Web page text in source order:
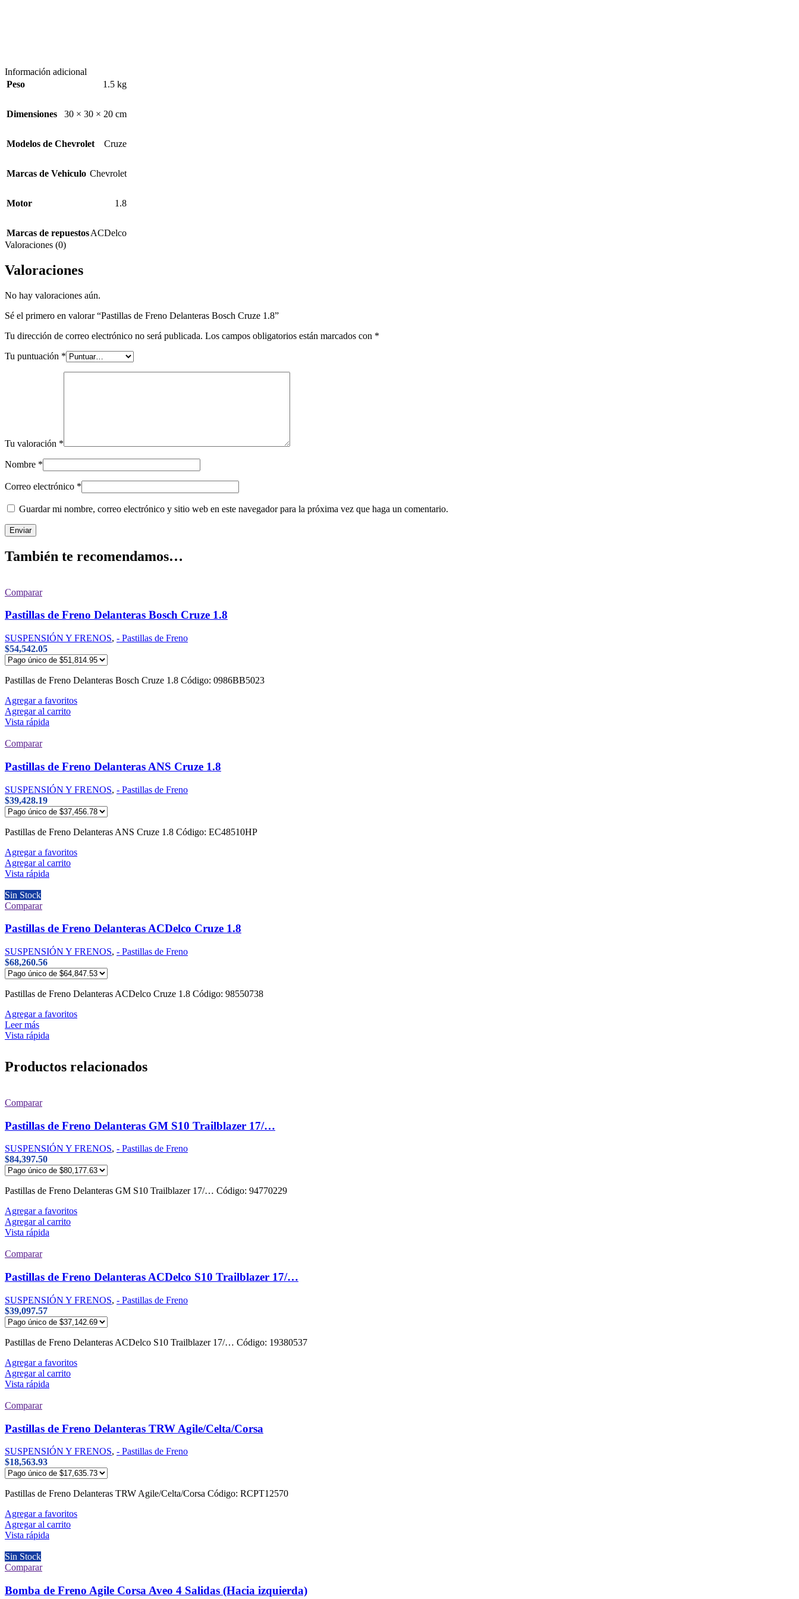
Información adicional
Peso
1.5 kg
Dimensiones 30 × 30 × 20 cm
Modelos de Chevrolet Cruze
Marcas de Vehiculo Chevrolet
Motor 1.8
Marcas de repuestosACDelco
Valoraciones (0)
Valoraciones
No hay valoraciones aún.
Sé el primero en valorar “Pastillas de Freno Delanteras Bosch Cruze 1.8”
Tu dirección de correo electrónico no será publicada. Los campos obligatorios están marcados con *
Tu puntuación *
Tu valoración *
Nombre *
Correo electrónico *
Guardar mi nombre, correo electrónico y sitio web en este navegador para la próxima vez que haga un comentario.
También te recomendamos…
Comparar
Pastillas de Freno Delanteras Bosch Cruze 1.8
SUSPENSIÓN Y FRENOS, - Pastillas de Freno
$54,542.05
Pastillas de Freno Delanteras Bosch Cruze 1.8 Código: 0986BB5023
Agregar a favoritos
Agregar al carrito
Vista rápida
Comparar
Pastillas de Freno Delanteras ANS Cruze 1.8
SUSPENSIÓN Y FRENOS, - Pastillas de Freno
$39,428.19
Pastillas de Freno Delanteras ANS Cruze 1.8 Código: EC48510HP
Agregar a favoritos
Agregar al carrito
Vista rápida
Sin Stock
Comparar
Pastillas de Freno Delanteras ACDelco Cruze 1.8
SUSPENSIÓN Y FRENOS, - Pastillas de Freno
$68,260.56
Pastillas de Freno Delanteras ACDelco Cruze 1.8 Código: 98550738
Agregar a favoritos
Leer más
Vista rápida
Productos relacionados
Comparar
Pastillas de Freno Delanteras GM S10 Trailblazer 17/…
SUSPENSIÓN Y FRENOS, - Pastillas de Freno
$84,397.50
Pastillas de Freno Delanteras GM S10 Trailblazer 17/… Código: 94770229
Agregar a favoritos
Agregar al carrito
Vista rápida
Comparar
Pastillas de Freno Delanteras ACDelco S10 Trailblazer 17/…
SUSPENSIÓN Y FRENOS, - Pastillas de Freno
$39,097.57
Pastillas de Freno Delanteras ACDelco S10 Trailblazer 17/… Código: 19380537
Agregar a favoritos
Agregar al carrito
Vista rápida
Comparar
Pastillas de Freno Delanteras TRW Agile/Celta/Corsa
SUSPENSIÓN Y FRENOS, - Pastillas de Freno
$18,563.93
Pastillas de Freno Delanteras TRW Agile/Celta/Corsa Código: RCPT12570
Agregar a favoritos
Agregar al carrito
Vista rápida
Sin Stock
Comparar
Bomba de Freno Agile Corsa Aveo 4 Salidas (Hacia izquierda)